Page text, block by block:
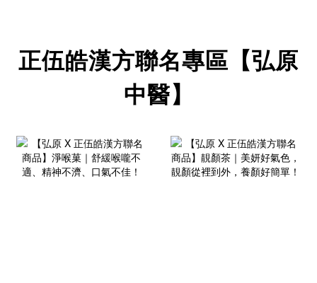
正伍皓漢方聯名專區【弘原
中醫】